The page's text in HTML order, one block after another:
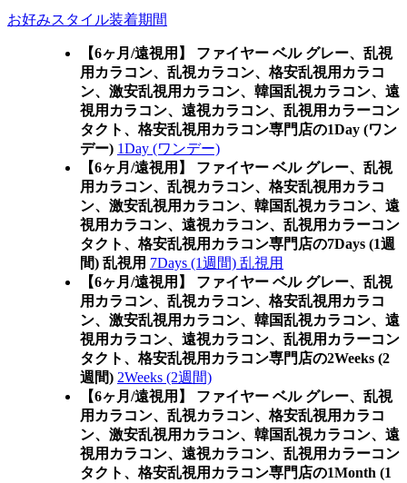
お好みスタイル装着期間
【6ヶ月/遠視用】 ファイヤー ベル グレー、乱視
用カラコン、乱視カラコン、格安乱視用カラコ
ン、激安乱視用カラコン、韓国乱視カラコン、遠
視用カラコン、遠視カラコン、乱視用カラーコン
タクト、格安乱視用カラコン専門店の1Day (ワン
デー) 1Day (ワンデー)
【6ヶ月/遠視用】 ファイヤー ベル グレー、乱視
用カラコン、乱視カラコン、格安乱視用カラコ
ン、激安乱視用カラコン、韓国乱視カラコン、遠
視用カラコン、遠視カラコン、乱視用カラーコン
タクト、格安乱視用カラコン専門店の7Days (1週
間) 乱視用 7Days (1週間) 乱視用
【6ヶ月/遠視用】 ファイヤー ベル グレー、乱視
用カラコン、乱視カラコン、格安乱視用カラコ
ン、激安乱視用カラコン、韓国乱視カラコン、遠
視用カラコン、遠視カラコン、乱視用カラーコン
タクト、格安乱視用カラコン専門店の2Weeks (2
週間) 2Weeks (2週間)
【6ヶ月/遠視用】 ファイヤー ベル グレー、乱視
用カラコン、乱視カラコン、格安乱視用カラコ
ン、激安乱視用カラコン、韓国乱視カラコン、遠
視用カラコン、遠視カラコン、乱視用カラーコン
タクト、格安乱視用カラコン専門店の1Month (1